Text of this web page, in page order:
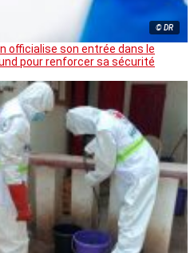
© DR
officialise son entrée dans le
pour renforcer sa sécurité